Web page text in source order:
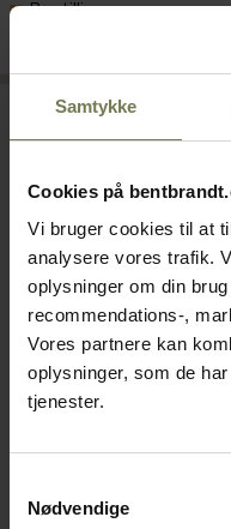
Samtykke
Cookies på
Vi bruger cookies til at
analysere vores trafik.
oplysninger om din
recommendations-,
Vores partnere kan
oplysninger, som de
tjenester.
Nødvendige
Bestillingsvare
Kern omformer til FOB 0,5K
Varenr: 64284054
Din pris (ekskl. moms)
340,00 kr./stk.